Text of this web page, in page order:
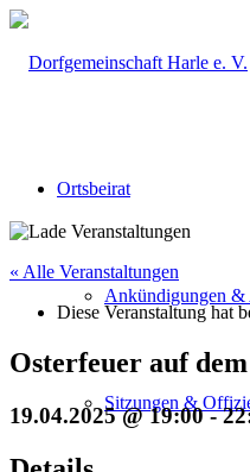
Ortsbeirat
Ankündigungen &
Sitzungen &
« Alle Veranstaltungen
Diese Veranstaltung hat
Osterfeuer auf
19.04.2025 @ 19:00-